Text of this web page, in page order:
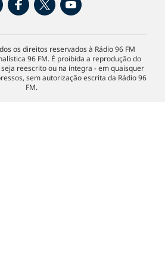
os direitos reservados à Rádio 96 FM
96 FM. É proibida a reprodução do
reescrito ou na íntegra - em quaisquer
sem autorização escrita da Rádio 96
FM.